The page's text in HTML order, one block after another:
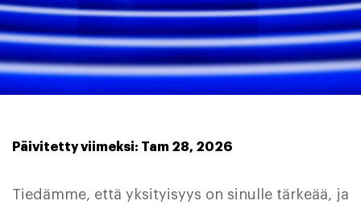
Päivitetty viimeksi: Tam 28, 2026
Tiedämme, että yksityisyys on sinulle tärkeää, ja